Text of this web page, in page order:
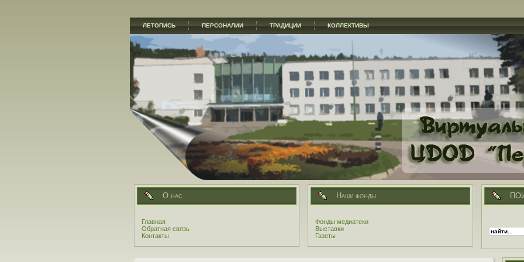
ЛЕТОПИСЬ ПЕРСОНАЛИИ ТРАДИЦИИ КОЛЛЕКТИВЫ
О нас
Главная
Обратная связь
Контакты
Наши фонды
Фонды медиатеки
Выставки
Газеты